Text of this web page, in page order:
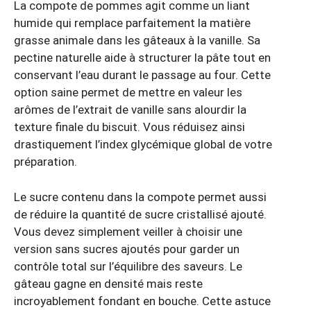
La compote de pommes agit comme un liant
humide qui remplace parfaitement la matière
grasse animale dans les gâteaux à la vanille. Sa
pectine naturelle aide à structurer la pâte tout en
conservant l’eau durant le passage au four. Cette
option saine permet de mettre en valeur les
arômes de l’extrait de vanille sans alourdir la
texture finale du biscuit. Vous réduisez ainsi
drastiquement l’index glycémique global de votre
préparation.
Le sucre contenu dans la compote permet aussi
de réduire la quantité de sucre cristallisé ajouté.
Vous devez simplement veiller à choisir une
version sans sucres ajoutés pour garder un
contrôle total sur l’équilibre des saveurs. Le
gâteau gagne en densité mais reste
incroyablement fondant en bouche. Cette astuce